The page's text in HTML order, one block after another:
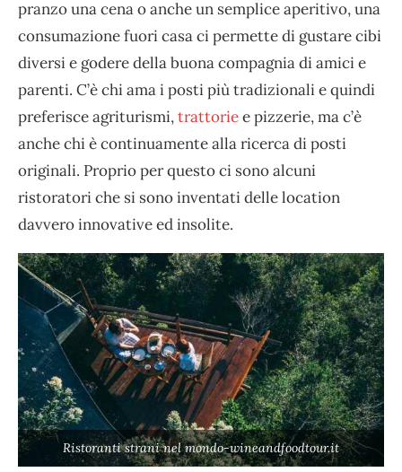
pranzo una cena o anche un semplice aperitivo, una
consumazione fuori casa ci permette di gustare cibi
diversi e godere della buona compagnia di amici e
parenti. C’è chi ama i posti più tradizionali e quindi
preferisce agriturismi,trattoriee pizzerie, ma c’è
anche chi è continuamente alla ricerca di posti
originali. Proprio per questo ci sono alcuni
ristoratori che si sono inventati delle location
davvero innovative ed insolite.
Ristoranti strani nel mondo-wineandfoodtour.it